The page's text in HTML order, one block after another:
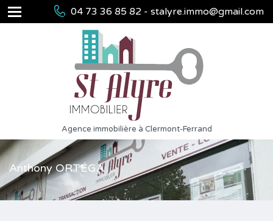
04 73 36 85 82 - stalyre.immo@gmail.com
Agence immobilière à Clermont-Ferrand
Anthony ORTÉGA